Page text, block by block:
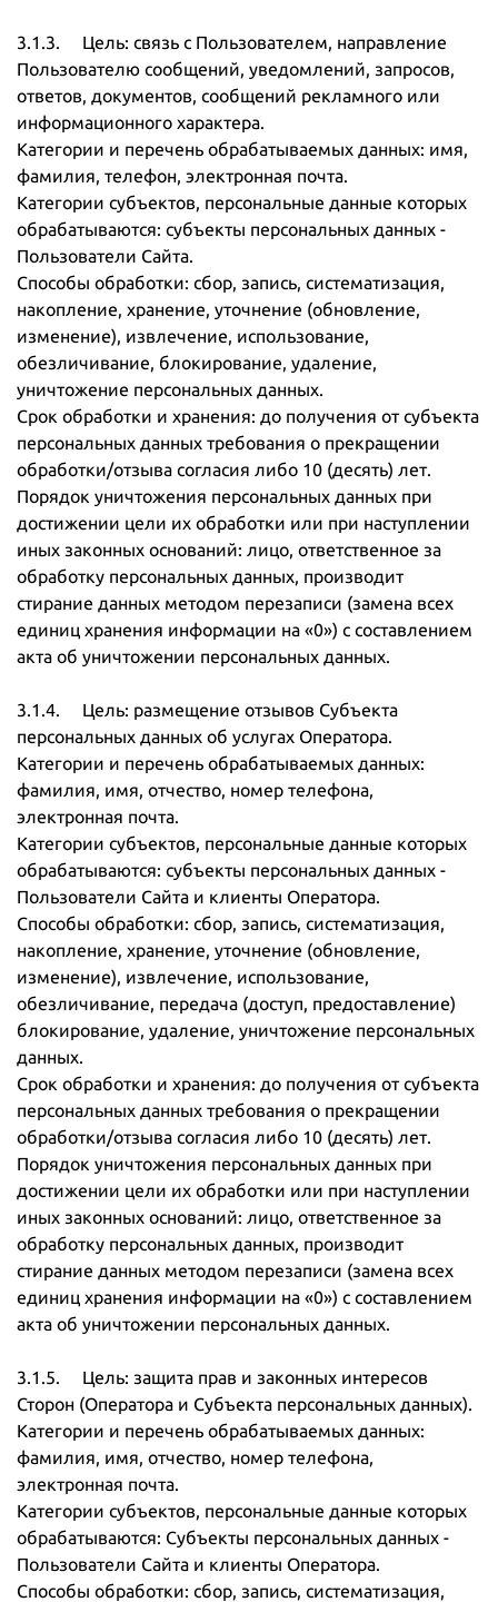
3.1.3. Цель: связь с Пользователем, направление
Пользователю сообщений, уведомлений, запросов,
ответов, документов, сообщений рекламного или
информационного характера.
Категории и перечень обрабатываемых данных: имя,
фамилия, телефон, электронная почта.
Категории субъектов, персональные данные которых
обрабатываются: субъекты персональных данных -
Пользователи Сайта.
Способы обработки: сбор, запись, систематизация,
накопление, хранение, уточнение (обновление,
изменение), извлечение, использование,
обезличивание, блокирование, удаление,
уничтожение персональных данных.
Срок обработки и хранения: до получения от субъекта
персональных данных требования о прекращении
обработки/отзыва согласия либо 10 (десять) лет.
Порядок уничтожения персональных данных при
достижении цели их обработки или при наступлении
иных законных оснований: лицо, ответственное за
обработку персональных данных, производит
стирание данных методом перезаписи (замена всех
единиц хранения информации на «0») с составлением
акта об уничтожении персональных данных.
3.1.4. Цель: размещение отзывов Субъекта
персональных данных об услугах Оператора.
Категории и перечень обрабатываемых данных:
фамилия, имя, отчество, номер телефона,
электронная почта.
Категории субъектов, персональные данные которых
обрабатываются: субъекты персональных данных -
Пользователи Сайта и клиенты Оператора.
Способы обработки: сбор, запись, систематизация,
накопление, хранение, уточнение (обновление,
изменение), извлечение, использование,
обезличивание, передача (доступ, предоставление)
блокирование, удаление, уничтожение персональных
данных.
Срок обработки и хранения: до получения от субъекта
персональных данных требования о прекращении
обработки/отзыва согласия либо 10 (десять) лет.
Порядок уничтожения персональных данных при
достижении цели их обработки или при наступлении
иных законных оснований: лицо, ответственное за
обработку персональных данных, производит
стирание данных методом перезаписи (замена всех
единиц хранения информации на «0») с составлением
акта об уничтожении персональных данных.
3.1.5. Цель: защита прав и законных интересов
Сторон (Оператора и Субъекта персональных данных).
Категории и перечень обрабатываемых данных:
фамилия, имя, отчество, номер телефона,
электронная почта.
Категории субъектов, персональные данные которых
обрабатываются: Субъекты персональных данных -
Пользователи Сайта и клиенты Оператора.
Способы обработки: сбор, запись, систематизация,